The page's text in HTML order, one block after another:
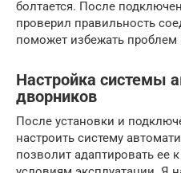
болтается. После
проверил правильность
поможет избежать проблем
Настройка системы
дворников
После установки и
настроить систему
позволит адаптировать ее